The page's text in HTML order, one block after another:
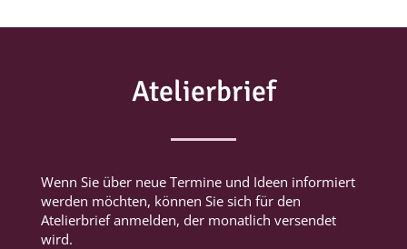
Atelierbrief
Wenn Sie über neue Termine und Ideen informiert
werden möchten, können Sie sich für den
Atelierbrief anmelden, der monatlich versendet
wird.